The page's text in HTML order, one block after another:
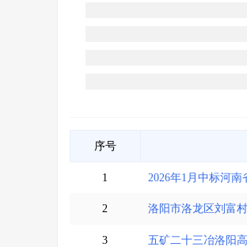
序号
1 2026年1月中标河
2 洛阳市洛龙区刘富
3 五矿二十三冶洛阳